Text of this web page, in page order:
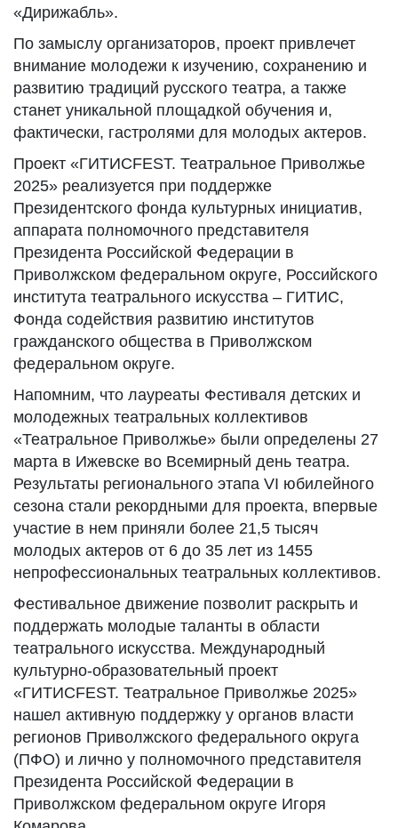
«Дирижабль».
По замыслу организаторов, проект привлечет
внимание молодежи к изучению, сохранению и
развитию традиций русского театра, а также
станет уникальной площадкой обучения и,
фактически, гастролями для молодых актеров.
Проект «ГИТИСFEST. Театральное Приволжье
2025» реализуется при поддержке
Президентского фонда культурных инициатив,
аппарата полномочного представителя
Президента Российской Федерации в
Приволжском федеральном округе, Российского
института театрального искусства – ГИТИС,
Фонда содействия развитию институтов
гражданского общества в Приволжском
федеральном округе.
Напомним, что лауреаты Фестиваля детских и
молодежных театральных коллективов
«Театральное Приволжье» были определены 27
марта в Ижевске во Всемирный день театра.
Результаты регионального этапа VI юбилейного
сезона стали рекордными для проекта, впервые
участие в нем приняли более 21,5 тысяч
молодых актеров от 6 до 35 лет из 1455
непрофессиональных театральных коллективов.
Фестивальное движение позволит раскрыть и
поддержать молодые таланты в области
театрального искусства. Международный
культурно-образовательный проект
«ГИТИСFEST. Театральное Приволжье 2025»
нашел активную поддержку у органов власти
регионов Приволжского федерального округа
(ПФО) и лично у полномочного представителя
Президента Российской Федерации в
Приволжском федеральном округе Игоря